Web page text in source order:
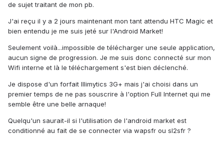
de sujet traitant de mon pb.
J'ai reçu il y a 2 jours maintenant mon tant attendu HTC Magic et
bien entendu je me suis jeté sur l'Android Market!
Seulement voilà...impossible de télécharger une seule application,
aucun signe de progression. Je me suis donc connecté sur mon
Wifi interne et là le téléchargement s'est bien déclenché.
Je dispose d'un forfait Illimytics 3G+ mais j'ai choisi dans un
premier temps de ne pas souscrire à l'option Full Internet qui me
semble être une belle arnaque!
Quelqu'un saurait-il si l'utilisation de l'android market est
conditionné au fait de se connecter via wapsfr ou sl2sfr ?